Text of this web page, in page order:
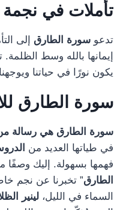
تأملات في
تدعو سورة الطارق إلى
إيمانها بالله وسط الظلمة.
يكون نورًا في حياتنا
سورة الطارق
سورة الطارق هي رسالة من
في طياتها العديد من
فهمها بسهولة. إليك وصفًا
الطارق” تخبرنا عن نجم
السماء في الليل، لينير